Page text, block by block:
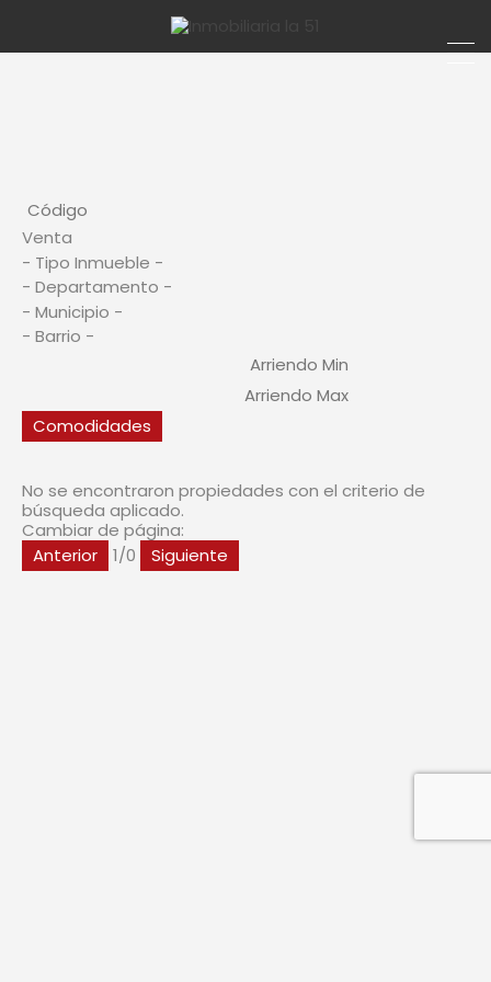
Comodidades
No se encontraron propiedades con el criterio de
búsqueda aplicado.
Cambiar de página:
Anterior
1/0 Siguiente